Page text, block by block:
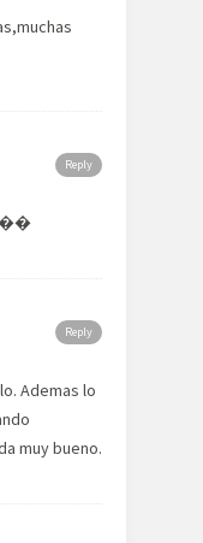
Reply
Reply
Ademas lo
muy bueno.